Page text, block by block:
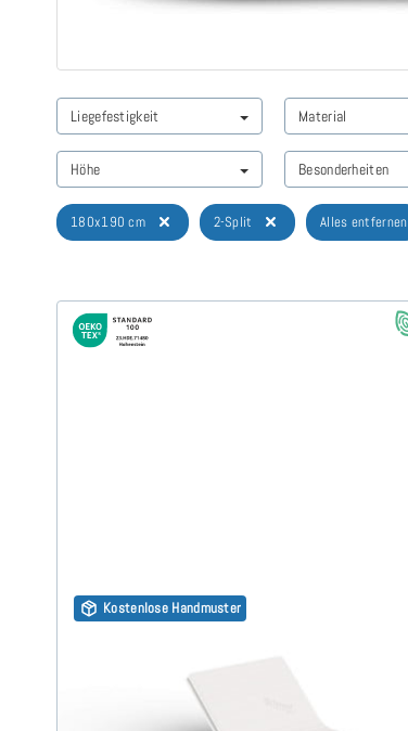
Liegefestigkeit Material
Höhe Besonderheiten
180x190 cm 2-Split Alles entfernen
Kostenlose Handmuster
Latex RG65 (TENCEL™ Lyocell 3D) 7cm Split
180x190